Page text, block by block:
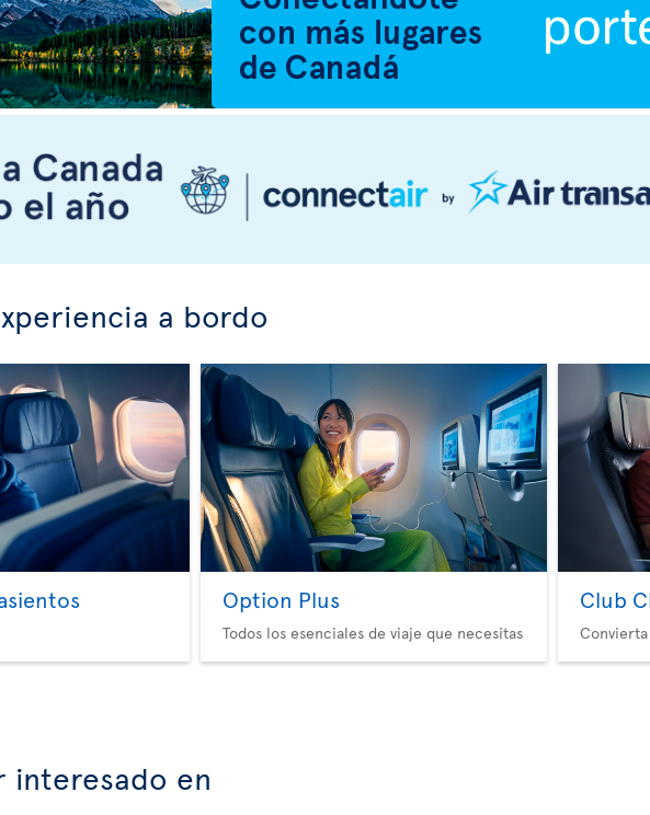
a bordo
Option Plus
Todos los esenciales de viaje que necesitas
Club
interesado en